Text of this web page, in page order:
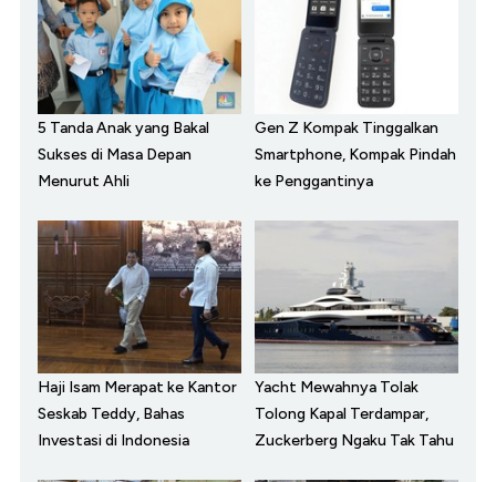
5 Tanda Anak yang Bakal
Sukses di Masa Depan
Menurut Ahli
Gen Z Kompak Tinggalkan
Smartphone, Kompak Pindah
ke Penggantinya
Haji Isam Merapat ke Kantor
Seskab Teddy, Bahas
Investasi di Indonesia
Yacht Mewahnya Tolak
Tolong Kapal Terdampar,
Zuckerberg Ngaku Tak Tahu